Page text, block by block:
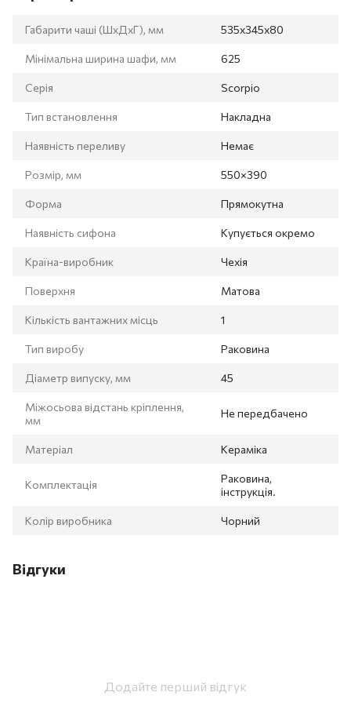
Габарити чаші (ШхДхГ), мм 535х345х80
Мінімальна ширина шафи, мм 625
Серія Scorpio
Тип встановлення Накладна
Наявність переливу Немає
Розмір, мм 550×390
Форма Прямокутна
Наявність сифона Купується окремо
Країна-виробник Чехія
Поверхня Матова
Кількість вантажних місць 1
Тип виробу Раковина
Діаметр випуску, мм 45
Міжосьова відстань кріплення,
мм
Не передбачено
Матеріал Кераміка
Комплектація
Раковина,
інструкція.
Колір виробника Чорний
Відгуки
Додайте перший відгук